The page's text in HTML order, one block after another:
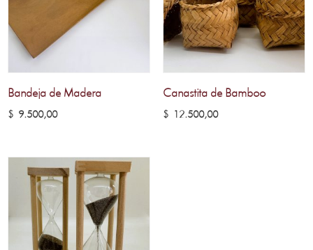
Bandeja de Madera
$ 9.500,00
Canastita de Bamboo
$12.500,00